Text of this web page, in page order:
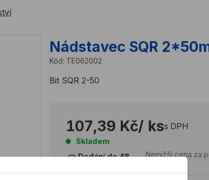
Nádstavec SQR
Kód: TE062002
Bit SQR 2-50
107,39 Kč/ kss DPH
Skladem
Dodání do 48
Nejnižší cena za